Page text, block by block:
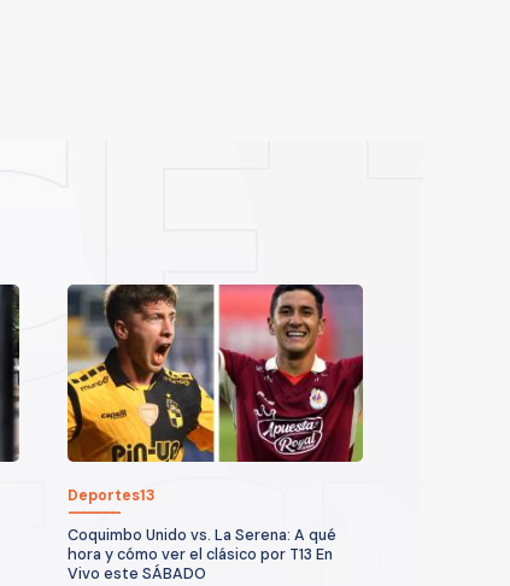
Deportes13
Coquimbo Unido vs. La Serena: A qué
hora y cómo ver el clásico por T13 En
Vivo este SÁBADO